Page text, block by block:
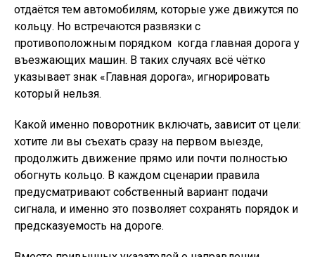
отдаётся тем автомобилям, которые уже движутся по
кольцу. Но встречаются развязки с
противоположным порядком  когда главная дорога у
въезжающих машин. В таких случаях всё чётко
указывает знак «Главная дорога», игнорировать
который нельзя.
Какой именно поворотник включать, зависит от цели:
хотите ли вы съехать сразу на первом выезде,
продолжить движение прямо или почти полностью
обогнуть кольцо. В каждом сценарии правила
предусматривают собственный вариант подачи
сигнала, и именно это позволяет сохранять порядок и
предсказуемость на дороге.